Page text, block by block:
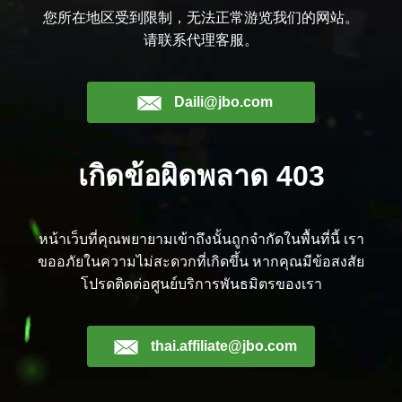
您所在地区受到限制，无法正常游览我们的网站。
请联系代理客服。
Daili@jbo.com
เกิดข้อผิดพลาด 403
หน้าเว็บที่คุณพยายามเข้าถึงนั้นถูกจำกัดในพื้นที่นี้ เรา
ขออภัยในความไม่สะดวกที่เกิดขึ้น หากคุณมีข้อสงสัย
โปรดติดต่อศูนย์บริการพันธมิตรของเรา
thai.affiliate@jbo.com